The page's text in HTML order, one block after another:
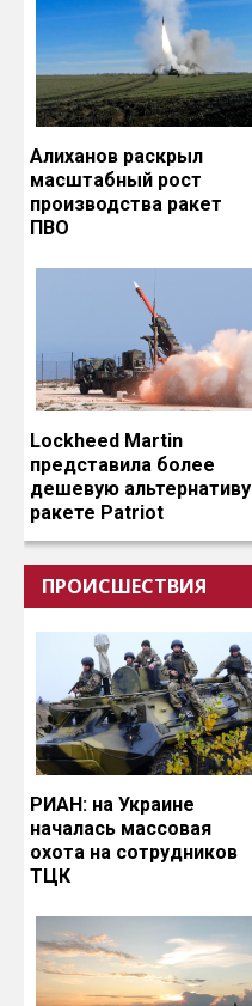
Алиханов раскрыл
масштабный рост
производства ракет
ПВО
Lockheed Martin
представила более
дешевую альтернативу
ракете Patriot
ПРОИСШЕСТВИЯ
РИАН: на Украине
началась массовая
охота на сотрудников
ТЦК